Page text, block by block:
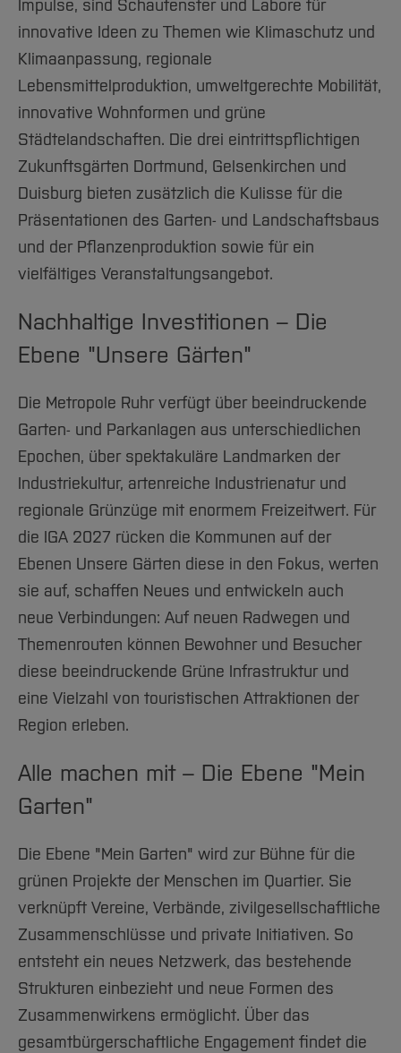
Impulse, sind Schaufenster und Labore für
innovative Ideen zu Themen wie Klimaschutz und
Klimaanpassung, regionale
Lebensmittelproduktion, umweltgerechte Mobilität,
innovative Wohnformen und grüne
Städtelandschaften. Die drei eintrittspflichtigen
Zukunftsgärten Dortmund, Gelsenkirchen und
Duisburg bieten zusätzlich die Kulisse für die
Präsentationen des Garten- und Landschaftsbaus
und der Pflanzenproduktion sowie für ein
vielfältiges Veranstaltungsangebot.
​​​​​​​Nachhaltige Investitionen – Die
Ebene "Unsere Gärten"
Die Metropole Ruhr verfügt über beeindruckende
Garten- und Parkanlagen aus unterschiedlichen
Epochen, über spektakuläre Landmarken der
Industriekultur, artenreiche Industrienatur und
regionale Grünzüge mit enormem Freizeitwert. Für
die IGA 2027 rücken die Kommunen auf der
Ebenen Unsere Gärten diese in den Fokus, werten
sie auf, schaffen Neues und entwickeln auch
neue Verbindungen: Auf neuen Radwegen und
Themenrouten können Bewohner und Besucher
diese beeindruckende Grüne Infrastruktur und
eine Vielzahl von touristischen Attraktionen der
Region erleben.
​​​​​​​Alle machen mit – Die Ebene "Mein
Garten"
Die Ebene "Mein Garten" wird zur Bühne für die
grünen Projekte der Menschen im Quartier. Sie
verknüpft Vereine, Verbände, zivilgesellschaftliche
Zusammenschlüsse und private Initiativen. So
entsteht ein neues Netzwerk, das bestehende
Strukturen einbezieht und neue Formen des
Zusammenwirkens ermöglicht. Über das
gesamtbürgerschaftliche Engagement findet die